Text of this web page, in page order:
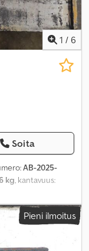
1 / 6
Soita
AB-2025-
kg, kantavuus:
(max):
Pieni ilmoitus